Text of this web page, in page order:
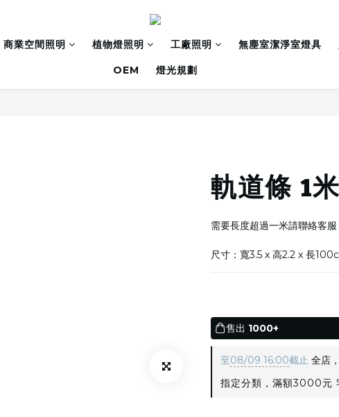
商業空間照明 植物燈照明 工廠照明 無塵室潔淨室燈具
OEM 燈光規劃
軌道條 1米
需要長度超過一米請聯絡客服
尺寸：寬3.5 x 高2.2 x 長
售出 1000+
至08/09 16:00截止 全店
指定分類，滿額3000元